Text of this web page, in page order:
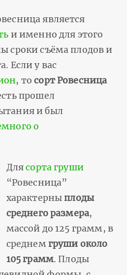
является
и именно для этого
сроки съёма плодов и
Если у вас
, тосорт Ровесница
прошел
и был
о
Длясорта груши
“Ровесница”
характерны плоды
среднего размера,
массой до 125 грамм, в
среднемгруши около
105 грамм. Плоды